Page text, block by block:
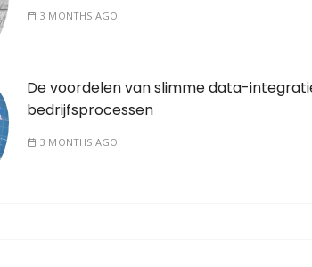
3 MONTHS AGO
De voordelen van slimme data-
bedrijfsprocessen
3 MONTHS AGO